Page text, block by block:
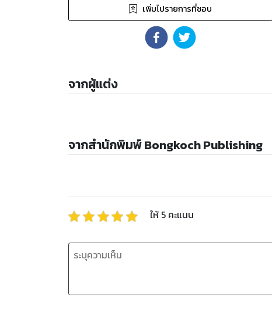
เพิ่มไปรายการที่ชอบ
จากผู้แต่ง
จากสำนักพิมพ์ Bongkoch Publishing
ให้ 5 คะแนน